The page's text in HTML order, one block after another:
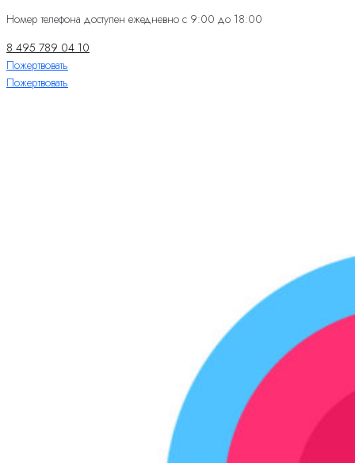
Номер телефона доступен ежедневно с 9:00 до 18:00
8 495 789 04 10
Пожертвовать
Пожертвовать